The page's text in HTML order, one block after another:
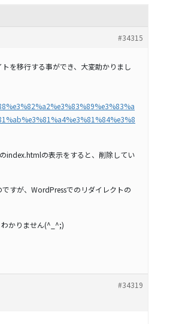
#34315
を移行する事ができ、大変助かりまし
index.htmlの表示をすると、削除してい
すが、WordPressでのリダイレクトの
かりません(^_^;)
#34319